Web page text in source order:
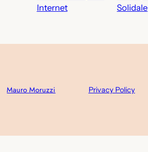
Internet
Solidale
Mauro Moruzzi Privacy Policy